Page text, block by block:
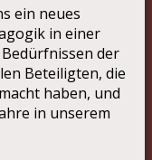
ein neues
in einer
der
Beteiligten, die
haben, und
in unserem